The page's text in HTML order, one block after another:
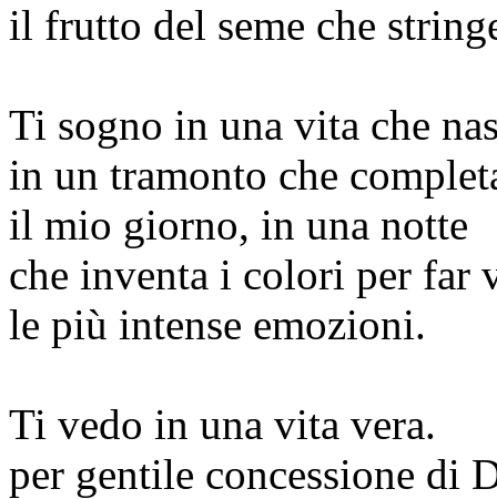
il frutto del seme che
Ti sogno in una vita che
in un tramonto che
il mio giorno, in una notte
che inventa i colori per far
le più intense emozioni.
Ti vedo in una vita vera.
per gentile concessione di